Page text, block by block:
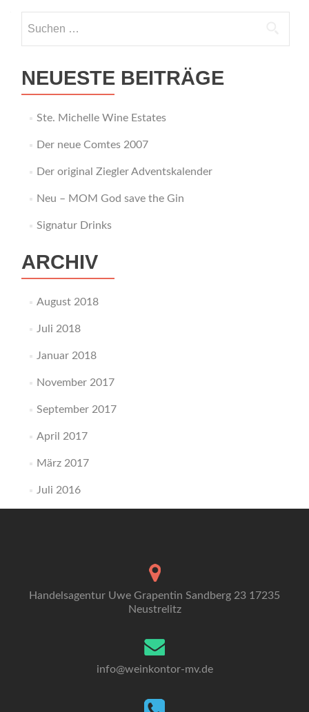
nach:
NEUESTE BEITRÄGE
Ste. Michelle Wine Estates
Der neue Comtes 2007
Der original Ziegler Adventskalender
Neu – MOM God save the Gin
Signatur Drinks
ARCHIV
August 2018
Juli 2018
Januar 2018
November 2017
September 2017
April 2017
März 2017
Juli 2016
Handelsagentur Uwe Grapentin Sandberg 23 17235
Neustrelitz
info@weinkontor-mv.de